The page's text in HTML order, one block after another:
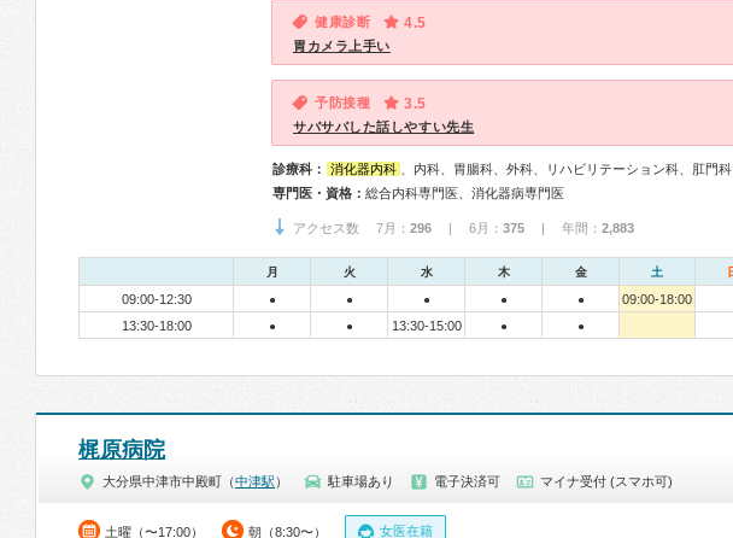
健康診断 4.5
胃カメラ上手い
予防接種 3.5
サバサバした話しやすい先生
診療科： 消化器内科
、内科、胃腸科、外科、リハビリテーション科、肛門科
専門医・資格： 総合内科専門医、消化器病専門医
アクセス数 7月： 296 | 6月： 375 | 年間： 2,883
月 火 水 木 金 土
09:00-12:30 ● ● ● ● ●
09:00-18:00
13:30-18:00
● ● 13:30-15:00 ● ●
梶原病院
大分県中津市中殿町（中津駅 ） 駐車場あり 電子決済可 マイナ受付 (スマホ可)
土曜（〜17:00） 朝（8:30〜） 女医在籍